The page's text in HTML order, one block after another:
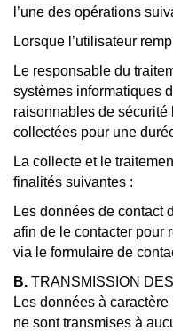
l’une des opérations
Lorsque l’utilisateur
Le responsable du
systèmes informatiques
raisonnables de sécurité
collectées pour une
La collecte et le
finalités suivantes :
Les données de contact
afin de le contacter pour
via le formulaire de
B. TRANSMISSION
Les données à
ne sont transmises à